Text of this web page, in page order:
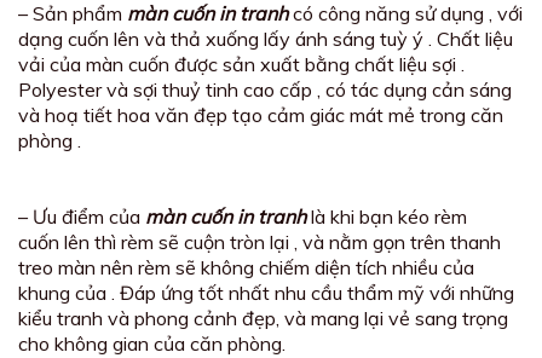
– Sản phẩm màn cuốn in tranhcó công năng sử dụng , với
dạng cuốn lên và thả xuống lấy ánh sáng tuỳ ý . Chất liệu
vải của màn cuốn được sản xuất bằng chất liệu sợi .
Polyester và sợi thuỷ tinh cao cấp , có tác dụng cản sáng
và hoạ tiết hoa văn đẹp tạo cảm giác mát mẻ trong căn
phòng .
– Ưu điểm của màn cuốn in tranhlà khi bạn kéo rèm
cuốn lên thì rèm sẽ cuộn tròn lại , và nằm gọn trên thanh
treo màn nên rèm sẽ không chiếm diện tích nhiều của
khung của . Đáp ứng tốt nhất nhu cầu thẩm mỹ với những
kiểu tranh và phong cảnh đẹp, và mang lại vẻ sang trọng
cho không gian của căn phòng.